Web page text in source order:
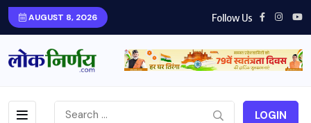
AUGUST 8, 2026 Follow Us
LOGIN